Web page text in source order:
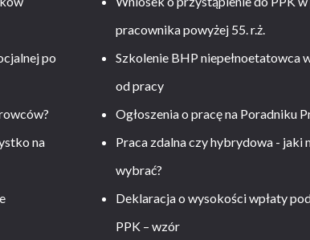
po
na
pracownika powyżej 55. r.ż.
Szkolenie BHP niepełnoetatowca
od pracy
Ogłoszenia o pracę na Poradniku
Praca zdalna czy hybrydowa - jaki
wybrać?
Deklaracja o wysokości wpłaty
PPK – wzór